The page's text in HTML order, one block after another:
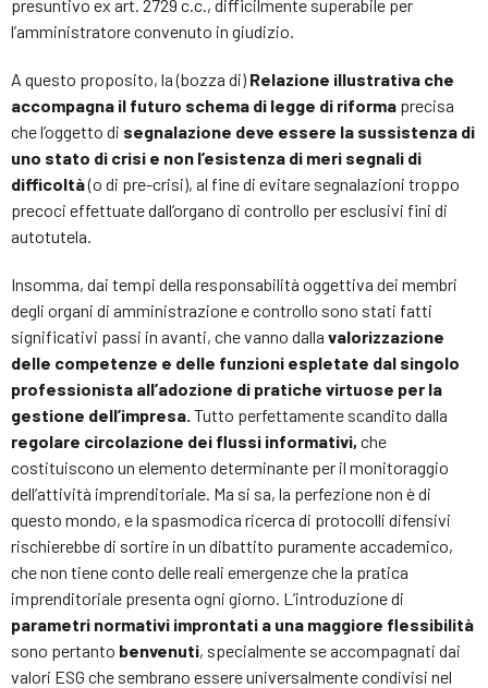
presuntivo ex art. 2729 c.c., difficilmente superabile per
l’amministratore convenuto in giudizio.
A questo proposito, la (bozza di) Relazione illustrativa che
accompagna il futuro schema di legge di riforma precisa
che l’oggetto di segnalazione deve essere la sussistenza di
uno stato di crisi e non l’esistenza di meri segnali di
difficoltà(o di pre-crisi), al fine di evitare segnalazioni troppo
precoci effettuate dall’organo di controllo per esclusivi fini di
autotutela.
Insomma, dai tempi della responsabilità oggettiva dei membri
degli organi di amministrazione e controllo sono stati fatti
significativi passi in avanti, che vanno dalla valorizzazione
delle competenze e delle funzioni espletate dal singolo
professionista all’adozione di pratiche virtuose per la
gestione dell’impresa. Tutto perfettamente scandito dalla
regolare circolazione dei flussi informativi, che
costituiscono un elemento determinante per il monitoraggio
dell’attività imprenditoriale. Ma si sa, la perfezione non è di
questo mondo, e la spasmodica ricerca di protocolli difensivi
rischierebbe di sortire in un dibattito puramente accademico,
che non tiene conto delle reali emergenze che la pratica
imprenditoriale presenta ogni giorno. L’introduzione di
parametri normativi improntati a una maggiore flessibilità
sono pertanto benvenuti, specialmente se accompagnati dai
valori ESG che sembrano essere universalmente condivisi nel